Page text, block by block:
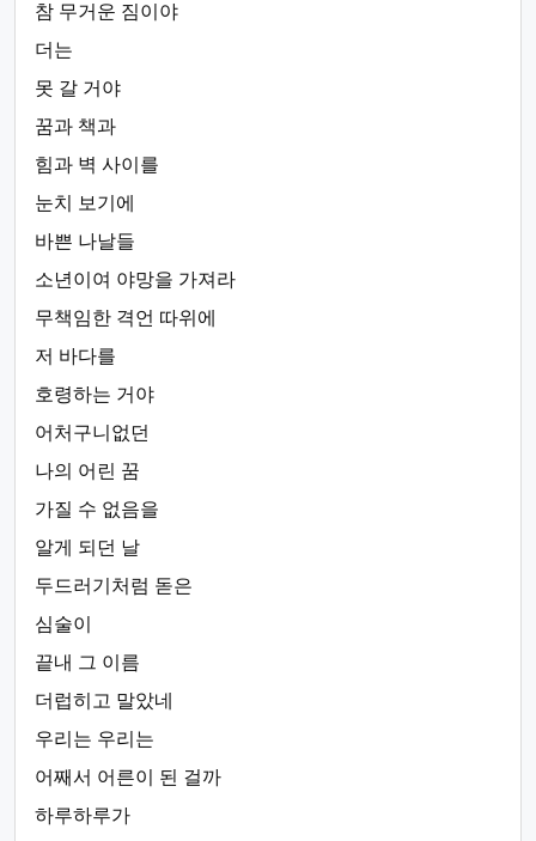
참 무거운 짐이야
더는
못 갈 거야
꿈과 책과
힘과 벽 사이를
눈치 보기에
바쁜 나날들
소년이여 야망을 가져라
무책임한 격언 따위에
저 바다를
호령하는 거야
어처구니없던
나의 어린 꿈
가질 수 없음을
알게 되던 날
두드러기처럼 돋은
심술이
끝내 그 이름
더럽히고 말았네
우리는 우리는
어째서 어른이 된 걸까
하루하루가